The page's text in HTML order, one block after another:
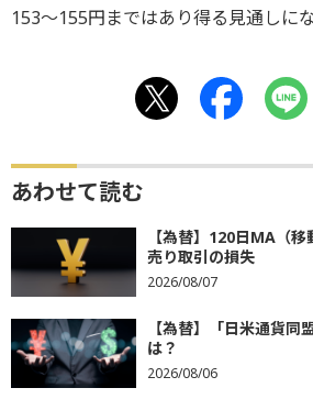
153～155円まではあり得る見通しにな
あわせて読む
【為替】120日MA（
売り取引の損失
2026/08/07
【為替】「日米通貨同
は？
2026/08/06